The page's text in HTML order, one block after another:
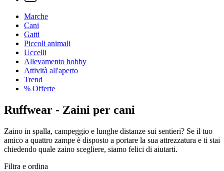
Marche
Cani
Gatti
Piccoli animali
Uccelli
Allevamento hobby
Attività all'aperto
Trend
% Offerte
Ruffwear - Zaini per cani
Zaino in spalla, campeggio e lunghe distanze sui sentieri? Se il tuo
amico a quattro zampe è disposto a portare la sua attrezzatura e ti stai
chiedendo quale zaino scegliere, siamo felici di aiutarti.
Filtra e ordina